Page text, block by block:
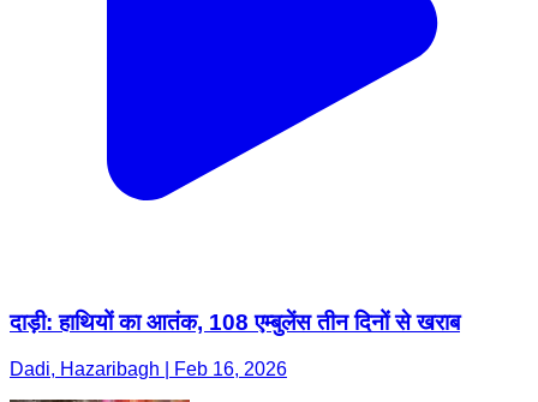
दाड़ी: हाथियों का आतंक, 108 एम्बुलेंस तीन दिनों से खराब
Dadi, Hazaribagh | Feb 16, 2026